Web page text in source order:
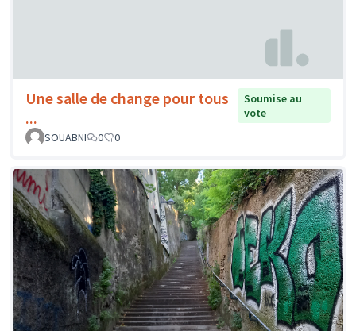
Une salle de change pour tous
...
Soumise au
vote
SOUABNI
0 0